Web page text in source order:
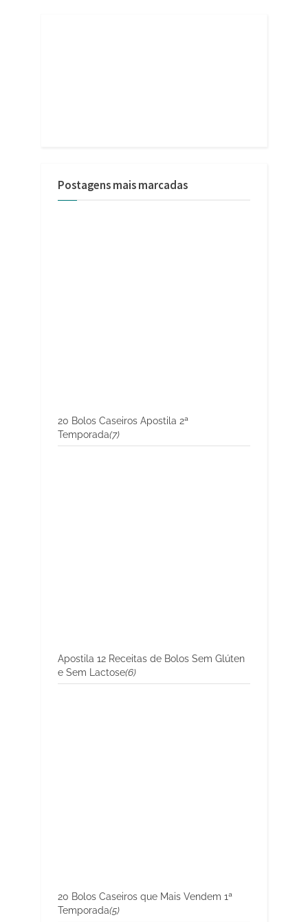
Postagens mais marcadas
20 Bolos Caseiros Apostila 2ª
Temporada(7)
Apostila 12 Receitas de Bolos Sem Glúten
e Sem Lactose(6)
20 Bolos Caseiros que Mais Vendem 1ª
Temporada(5)